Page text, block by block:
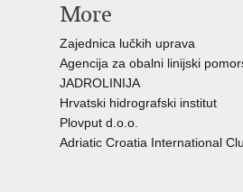
More
Zajednica lučkih uprava
Agencija za obalni linijski
JADROLINIJA
Hrvatski hidrografski institut
Plovput d.o.o.
Adriatic Croatia International